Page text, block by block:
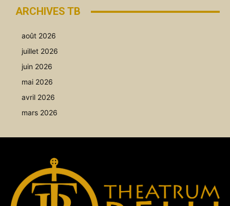
ARCHIVES TB
août 2026
juillet 2026
juin 2026
mai 2026
avril 2026
mars 2026